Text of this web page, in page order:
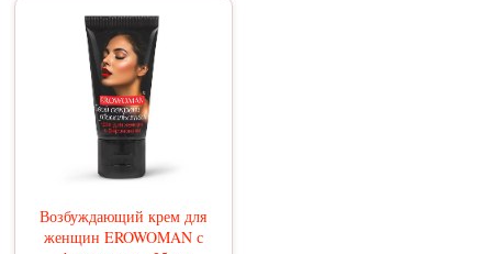
Возбуждающий крем для
женщин EROWOMAN с